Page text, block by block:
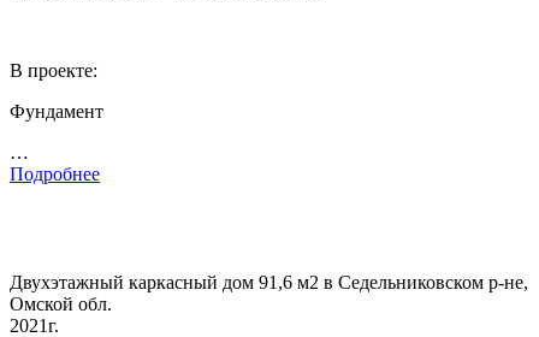
В проекте:
Фундамент
…
Подробнее
Двухэтажный каркасный дом 91,6 м2 в Седельниковском р-не,
Омской обл.
2021г.